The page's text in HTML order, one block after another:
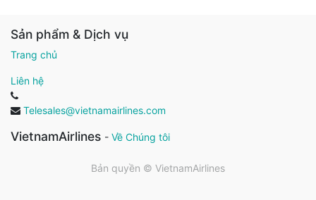
Sản phẩm & Dịch vụ
Trang chủ
Liên hệ
Telesales@vietnamairlines.com
VietnamAirlines - Về Chúng tôi
Bản quyền © VietnamAirlines